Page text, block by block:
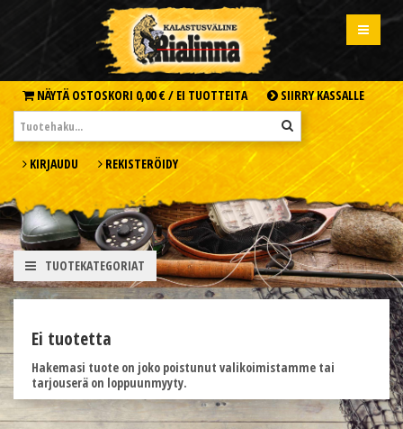
NÄYTÄ OSTOSKORI 0,00 € / EI TUOTTEITA SIIRRY KASSALLE
KIRJAUDU REKISTERÖIDY
TUOTEKATEGORIAT
Ei tuotetta
Hakemasi tuote on joko poistunut valikoimistamme tai
tarjouserä on loppuunmyyty.